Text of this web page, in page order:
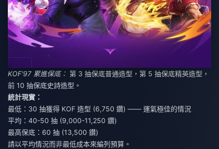
KOF'97 累進保底： 第 3 抽保底普通造型，第 5 抽保底精英造型，
前 10 抽保底史詩造型。
統計現實：
最低：30 抽獲得 KOF 造型 (6,750 鑽) —— 運氣極佳的情況
平均：40-50 抽 (9,000-11,250 鑽)
最高保底：60 抽 (13,500 鑽)
請以平均情況而非最低成本來編列預算。